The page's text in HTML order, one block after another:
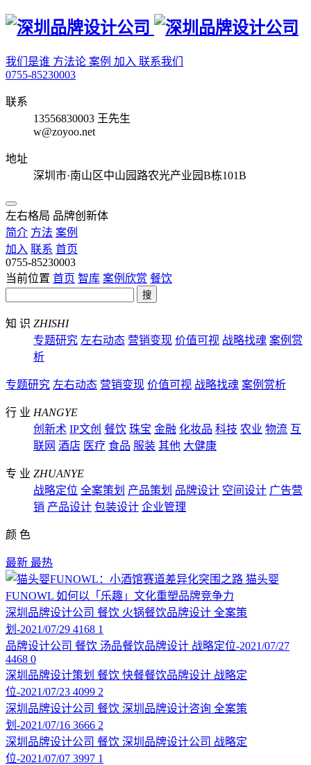
我们是谁 方法论 案例 加入 联系我们
0755-85230003
联系
13556830003 王先生
w@zoyoo.net
地址
深圳市·南山区中山园路农光产业园B栋101B
左右格局 品牌创新体
简介 方法 案例
加入 联系 首页
0755-85230003
当前位置 首页 智库 案例欣赏 餐饮
搜
知 识 ZHISHI
专题研究 左右动态 营销变现 价值可视 战略找魂 案例赏
析
专题研究 左右动态 营销变现 价值可视 战略找魂 案例赏析
行 业 HANGYE
创新术 IP文创 餐饮 珠宝 金融 化妆品 科技 农业 物流 互
联网 酒店 医疗 食品 服装 其他 大健康
专 业 ZHUANYE
战略定位 全案策划 产品策划 品牌设计 空间设计 广告营
销 产品设计 包装设计 企业管理
颜 色
最新 最热
猫头婴
FUNOWL 如何以「乐趣」文化重塑品牌竞争力
深圳品牌设计公司 餐饮 火锅餐饮品牌设计 全案策
划-2021/07/29 4168 1
品牌设计公司 餐饮 汤品餐饮品牌设计 战略定位-2021/07/27
4468 0
深圳品牌设计策划 餐饮 快餐餐饮品牌设计 战略定
位-2021/07/23 4099 2
深圳品牌设计公司 餐饮 深圳品牌设计咨询 全案策
划-2021/07/16 3666 2
深圳品牌设计公司 餐饮 深圳品牌设计公司 战略定
位-2021/07/07 3997 1